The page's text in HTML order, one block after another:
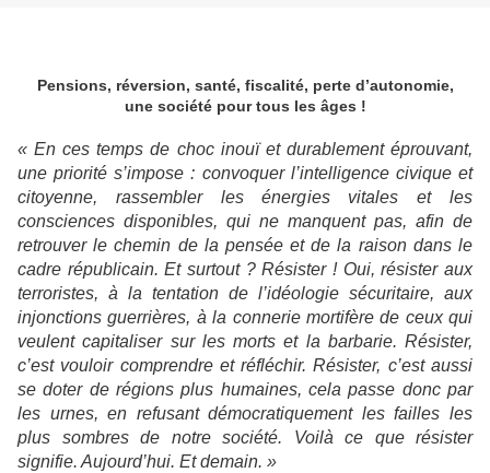
Pensions, réversion, santé, fiscalité, perte d’autonomie,
une société pour tous les âges !
« En ces temps de choc inouï et durablement éprouvant,
une priorité s’impose : convoquer l’intelligence civique et
citoyenne, rassembler les énergies vitales et les
consciences disponibles, qui ne manquent pas, afin de
retrouver le chemin de la pensée et de la raison dans le
cadre républicain. Et surtout ? Résister ! Oui, résister aux
terroristes, à la tentation de l’idéologie sécuritaire, aux
injonctions guerrières, à la connerie mortifère de ceux qui
veulent capitaliser sur les morts et la barbarie. Résister,
c’est vouloir comprendre et réfléchir. Résister, c’est aussi
se doter de régions plus humaines, cela passe donc par
les urnes, en refusant démocratiquement les failles les
plus sombres de notre société. Voilà ce que résister
signifie. Aujourd’hui. Et demain. »